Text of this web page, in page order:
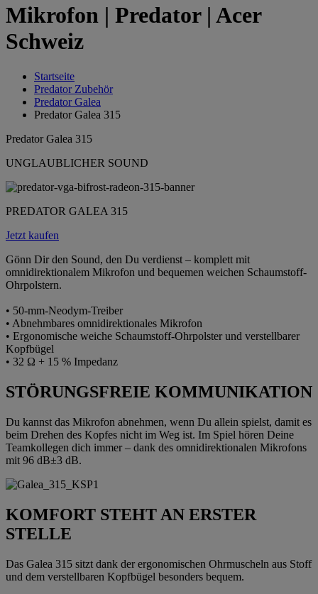
Mikrofon | Predator | Acer
Schweiz
Startseite
Predator Zubehör
Predator Galea
Predator Galea 315
Predator Galea 315
UNGLAUBLICHER SOUND
PREDATOR GALEA 315
Jetzt kaufen
Gönn Dir den Sound, den Du verdienst – komplett mit
omnidirektionalem Mikrofon und bequemen weichen Schaumstoff-
Ohrpolstern.
• 50-mm-Neodym-Treiber
• Abnehmbares omnidirektionales Mikrofon
• Ergonomische weiche Schaumstoff-Ohrpolster und verstellbarer
Kopfbügel
• 32 Ω + 15 % Impedanz
STÖRUNGSFREIE KOMMUNIKATION
Du kannst das Mikrofon abnehmen, wenn Du allein spielst, damit es
beim Drehen des Kopfes nicht im Weg ist. Im Spiel hören Deine
Teamkollegen dich immer – dank des omnidirektionalen Mikrofons
mit 96 dB±3 dB.
KOMFORT STEHT AN ERSTER
STELLE
Das Galea 315 sitzt dank der ergonomischen Ohrmuscheln aus Stoff
und dem verstellbaren Kopfbügel besonders bequem.